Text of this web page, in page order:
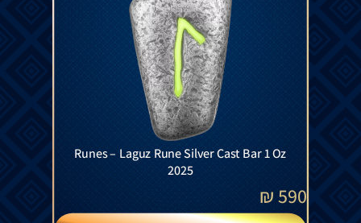
Runes – Laguz Rune Silver Cast Bar 1 Oz
2025
590
₪